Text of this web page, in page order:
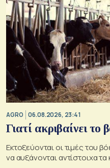
AGRO 06.08.2026, 23:41
Γιατί ακριβαίνει το
Εκτοξεύονται οι τιμές του
να αυξάνονται αντίστοιχα